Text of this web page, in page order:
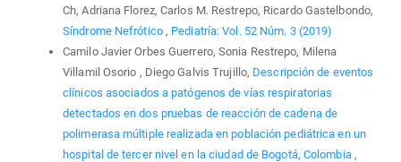
Ch, Adriana Florez, Carlos M. Restrepo, Ricardo Gastelbondo,
Síndrome Nefrótico , Pediatría: Vol. 52 Núm. 3 (2019)
Camilo Javier Orbes Guerrero, Sonia Restrepo, Milena
Villamil Osorio , Diego Galvis Trujillo, Descripción de eventos
clínicos asociados a patógenos de vías respiratorias
detectados en dos pruebas de reacción de cadena de
polimerasa múltiple realizada en población pediátrica en un
hospital de tercer nivel en la ciudad de Bogotá, Colombia ,